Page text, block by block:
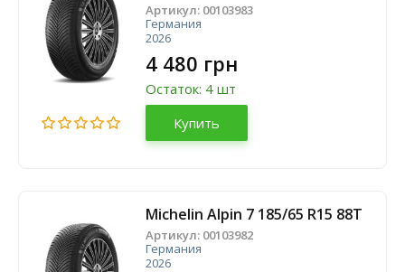
Артикул: 00103983
Германия
2026
4 480 грн
Остаток: 4 шт
Купить
Michelin Alpin 7 185/65 R15 88T
Артикул: 00103982
Германия
2026